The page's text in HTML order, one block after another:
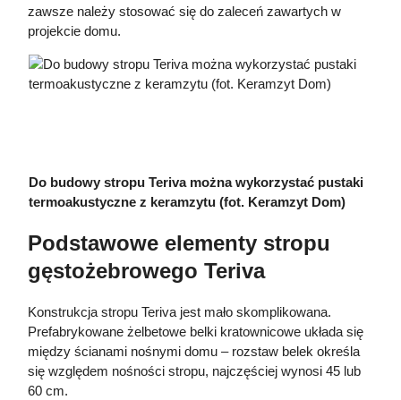
zawsze należy stosować się do zaleceń zawartych w
projekcie domu.
Do budowy stropu Teriva można wykorzystać pustaki
termoakustyczne z keramzytu (fot. Keramzyt Dom)
Podstawowe elementy stropu
gęstożebrowego Teriva
Konstrukcja stropu Teriva jest mało skomplikowana.
Prefabrykowane żelbetowe belki kratownicowe układa się
między ścianami nośnymi domu – rozstaw belek określa
się względem nośności stropu, najczęściej wynosi 45 lub
60 cm.